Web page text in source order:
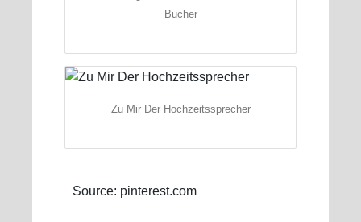
Bucher
Zu Mir Der Hochzeitssprecher
Source: pinterest.com